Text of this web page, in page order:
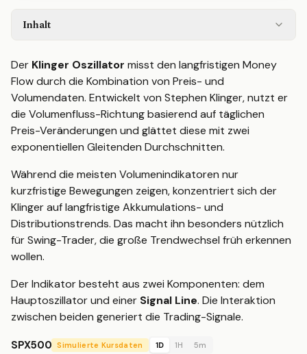
Inhalt
Der Klinger Oszillator misst den langfristigen Money
Flow durch die Kombination von Preis- und
Volumendaten. Entwickelt von Stephen Klinger, nutzt er
die Volumenfluss-Richtung basierend auf täglichen
Preis-Veränderungen und glättet diese mit zwei
exponentiellen Gleitenden Durchschnitten.
Während die meisten Volumenindikatoren nur
kurzfristige Bewegungen zeigen, konzentriert sich der
Klinger auf langfristige Akkumulations- und
Distributionstrends. Das macht ihn besonders nützlich
für Swing-Trader, die große Trendwechsel früh erkennen
wollen.
Der Indikator besteht aus zwei Komponenten: dem
Hauptoszillator und einer Signal Line. Die Interaktion
zwischen beiden generiert die Trading-Signale.
SPX500 Simulierte Kursdaten 1D 1H
5m